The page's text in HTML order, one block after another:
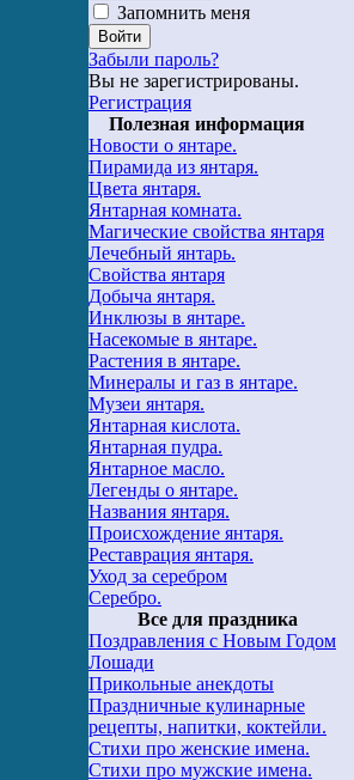
Запомнить меня
Забыли пароль?
Вы не зарегистрированы.
Регистрация
Полезная информация
Новости о янтаре.
Пирамида из янтаря.
Цвета янтаря.
Янтарная комната.
Магические свойства янтаря
Лечебный янтарь.
Свойства янтаря
Добыча янтаря.
Инклюзы в янтаре.
Насекомые в янтаре.
Растения в янтаре.
Минералы и газ в янтаре.
Музеи янтаря.
Янтарная кислота.
Янтарная пудра.
Янтарное масло.
Легенды о янтаре.
Названия янтаря.
Происхождение янтаря.
Реставрация янтаря.
Уход за серебром
Серебро.
Все для праздника
Поздравления с Новым Годом
Лошади
Прикольные анекдоты
Праздничные кулинарные
рецепты, напитки, коктейли.
Стихи про женские имена.
Стихи про мужские имена.